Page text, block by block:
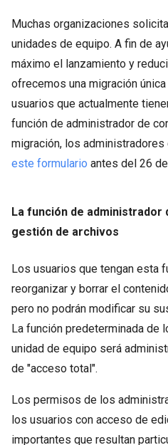
Muchas organizaciones
unidades de equipo. A fin de
máximo el lanzamiento y
ofrecemos una migración
usuarios que actualmente
función de administrador de
migración, los administradores
este formulario antes del 26
La función de
gestión de archivos
Los usuarios que tengan esta
reorganizar y borrar el
pero no podrán modificar su
La función predeterminada de
unidad de equipo será
de "acceso total".
Los permisos de los
los usuarios con acceso de
importantes que resultan